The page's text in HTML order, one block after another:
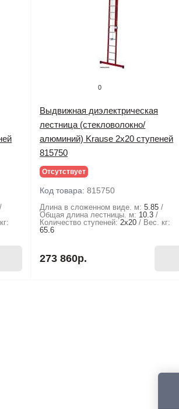
0
Выдвижная диэлектрическая
лестница (стекловолокно/
алюминий) Krause 2х20 ступеней
815750
Отсутствует
Код товара:815750
Длина в сложенном виде. м: 5.85
Общая длина лестницы. м: 10.3
Количество ступеней: 2х20
Вес. кг:
65.6
273 860р.